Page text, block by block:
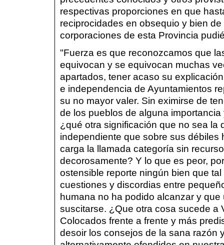
respectivas proporciones en que
reciprocidades en obsequio y bien
corporaciones de esta Provincia
"Fuerza es que reconozcamos que
equivocan y se equivocan muchas
apartados, tener acaso su
e independencia de Ayuntamientos
su no mayor valer. Sin eximirse de
de los pueblos de alguna
¿qué otra significación que no sea la
independiente que sobre sus
carga la llamada categoría sin
decorosamente? Y lo que es peor,
ostensible reporte ningún bien que
cuestiones y discordias entre
humana no ha podido alcanzar y
suscitarse. ¿Que otra cosa sucede a
Colocados frente a frente y más
desoir los consejos de la sana razón